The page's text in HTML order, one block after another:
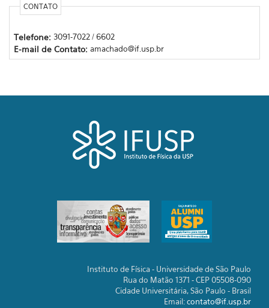
CONTATO
Telefone: 3091-7022 / 6602
E-mail de Contato: amachado@if.usp.br
Instituto de Física - Universidade de São Paulo
Rua do Matão 1371 - CEP 05508-090
Cidade Universitária, São Paulo - Brasil
Email:contato@if.usp.br